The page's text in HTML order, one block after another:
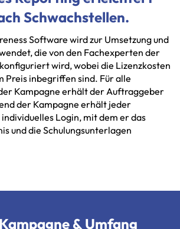
Schwachstellen.
Software wirdzur Umsetzungund
die von den Fachexperten der
konfiguriertwird,wobei die Lizenzkosten
Preis inbegriffen sind. Füralle
Kampagne erhältderAuftraggeber
der Kampagne erhält jeder
individuelles Login, mitdem erdas
unddie Schulungsunterlagen
& Umfang